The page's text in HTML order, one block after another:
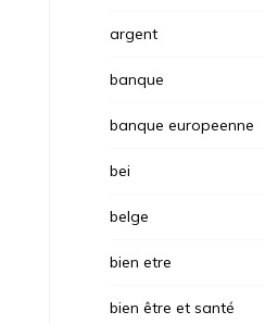
argent
banque
banque europeenne
bei
belge
bien etre
bien être et santé